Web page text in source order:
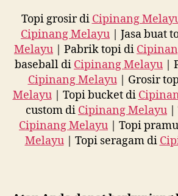
Topi grosir di Cipinang
Cipinang Melayu | Jasa buat
Melayu | Pabrik topi di
baseball di Cipinang Melayu |
Cipinang Melayu| Grosir
Melayu| Topi bucket di
custom di Cipinang Melayu
Cipinang Melayu | Topi
Melayu| Topi seragam di